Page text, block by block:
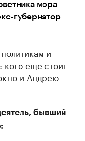
мэра
губернатор
и
кого еще стоит
и Андрею
бывший